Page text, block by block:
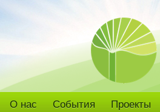
О нас События Проекты